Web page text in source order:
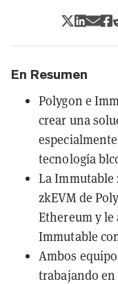
En Resumen
Polygon e
crear una
tecnología
La Immutable
zkEVM de
Ethereum y
Immutable
Ambos
trabajando